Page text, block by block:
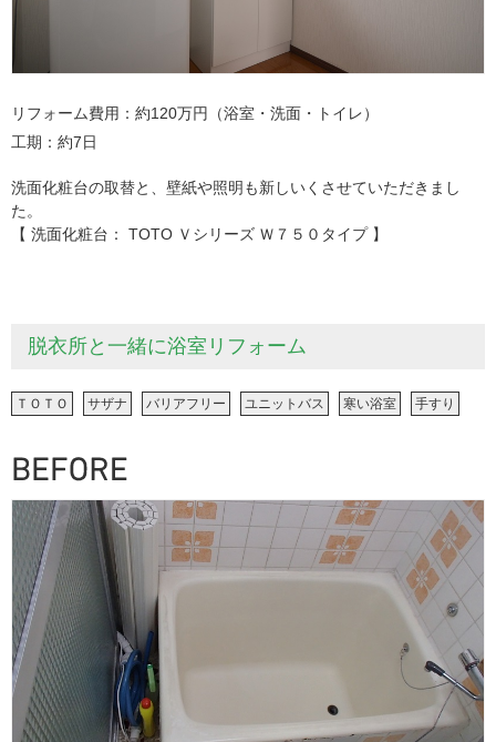
リフォーム費用
約120万円（浴室・洗面・トイレ）
工期
約7日
洗面化粧台の取替と、壁紙や照明も新しいくさせていただきまし
た。
【 洗面化粧台： TOTO Ｖシリーズ Ｗ７５０タイプ 】
脱衣所と一緒に浴室リフォーム
ＴＯＴＯ サザナ バリアフリー ユニットバス 寒い浴室 手すり